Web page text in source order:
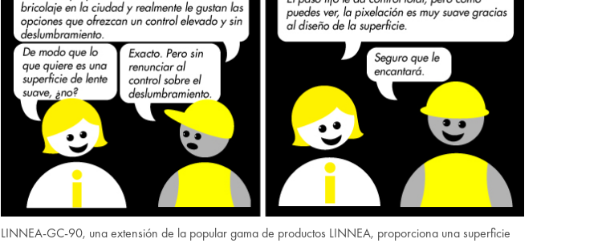
LINNEA-GC-90, una extensión de la popular gama de productos LINNEA, proporciona una superficie